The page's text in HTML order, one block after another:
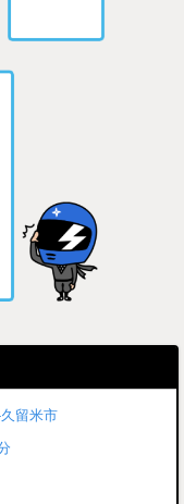
留米市